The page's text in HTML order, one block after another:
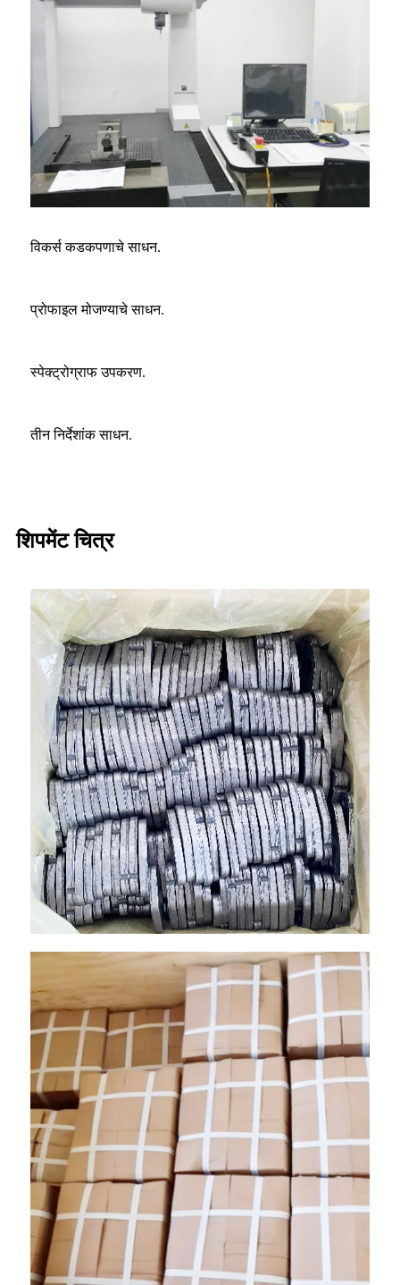
विकर्स कडकपणाचे साधन.
प्रोफाइल मोजण्याचे साधन.
स्पेक्ट्रोग्राफ उपकरण.
तीन निर्देशांक साधन.
शिपमेंट चित्र